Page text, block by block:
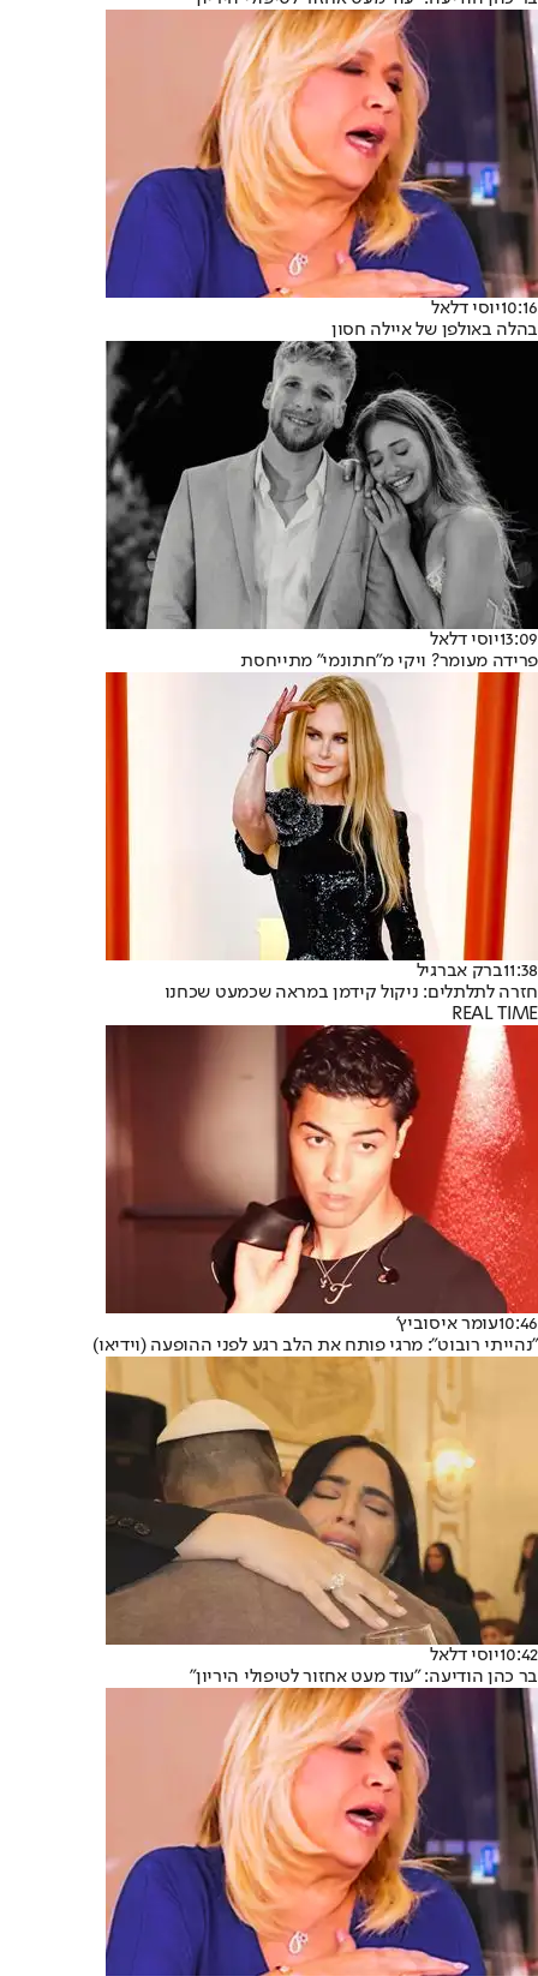
10:16יוסי דלאל
בהלה באולפן של איילה חסון
13:09יוסי דלאל
פרידה מעומר? ויקי מ"חתונמי" מתייחסת
11:38ברק אברגיל
חזרה לתלתלים: ניקול קידמן במראה שכמעט שכחנו
REAL TIME
10:46עומר איסוביץ'
"נהייתי רובוט": מרגי פותח את הלב רגע לפני ההופעה (וידיאו)
10:42יוסי דלאל
בר כהן הודיעה: "עוד מעט אחזור לטיפולי היריון"